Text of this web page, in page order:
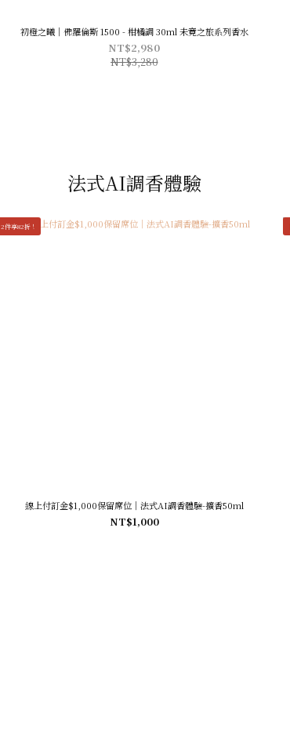
初橙之曦｜佛羅倫斯 1500 - 柑橘調 30ml 未竟之旅系列香水
NT$2,980
NT$3,280
法式AI調香體驗
2件享82折！
線上付訂金$1,000保留席位｜法式AI調香體驗-擴香50ml
NT$1,000